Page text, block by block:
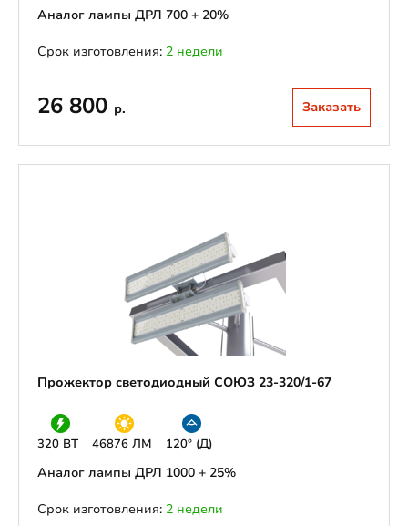
Аналог лампы ДРЛ 700 + 20%
Срок изготовления: 2 недели
26 800 р. Заказать
Прожектор светодиодный СОЮЗ 23-320/1-67
320 ВТ 46876 ЛМ 120° (Д)
Аналог лампы ДРЛ 1000 + 25%
Срок изготовления: 2 недели